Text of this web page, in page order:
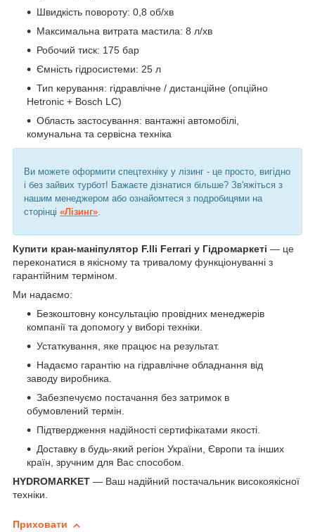
Швидкість повороту: 0,8 об/хв
Максимальна витрата мастила: 8 л/хв
Робочий тиск: 175 бар
Ємність гідросистеми: 25 л
Тип керування: гідравлічне / дистанційне (опційно
Hetronic + Bosch LC)
Область застосування: вантажні автомобілі,
комунальна та сервісна техніка
Ви можете оформити спецтехніку у лізинг - це просто, вигідно
і без зайвих турбот! Бажаєте дізнатися більше? Зв'яжіться з
нашим менеджером або ознайомтеся з подробицями на
сторінці «Лізинг».
Купити кран-маніпулятор F.lli Ferrari у Гідромаркеті — це
переконатися в якісному та тривалому функціонуванні з
гарантійним терміном.
Ми надаємо:
Безкоштовну консультацію провідних менеджерів
компанії та допомогу у виборі техніки.
Устаткування, яке працює на результат.
Надаємо гарантію на гідравлічне обладнання від
заводу виробника.
Забезпечуємо постачання без затримок в
обумовлений термін.
Підтвердження надійності сертифікатами якості.
Доставку в будь-який регіон України, Європи та інших
країн, зручним для Вас способом.
HYDROMARKET — Ваш надійний постачальник високоякісної
техніки.
Приховати